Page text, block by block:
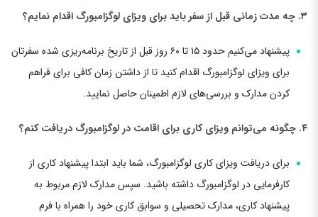
۳. چه مدت زمانی قبل از سفر باید برای ویزای لوگزامبورگ اقدام نمایم؟
پیشنهاد می‌کنیم حدود ۱۵ تا ۶۰ روز قبل از تاریخ برنامه‌ریزی شده سفرتان
برای ویزای لوگزامبورگ اقدام کنید تا از داشتن زمان کافی برای فراهم
کردن مدارک و بررسی‌های لازم اطمینان حاصل نمایید.
۴. چگونه می‌توانم ویزای کاری برای اقامت در لوگزامبورگ دریافت کنم؟
برای دریافت ویزای کاری لوگزامبورگ، شما باید ابتدا پیشنهاد کاری از
کارفرمایی در لوگزامبورگ داشته باشید. سپس مدارک لازم مربوط به
پیشنهاد کاری، مدارک تحصیلی و سوابق کاری خود را همراه با فرم